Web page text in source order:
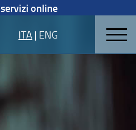
servizi online
ITA| ENG